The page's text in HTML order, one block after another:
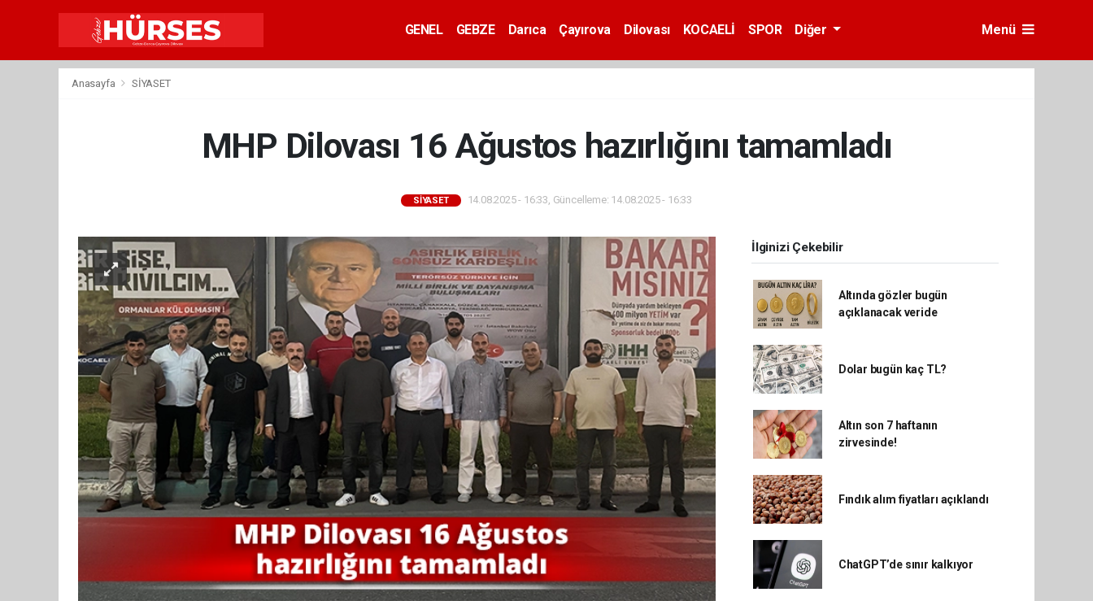
GENEL GEBZE Darıca Çayırova Dilovası KOCAELİ SPOR Diğer Menü
Anasayfa SİYASET
MHP Dilovası 16 Ağustos hazırlığını tamamladı
SİYASET 14.08.2025 - 16:33, Güncelleme: 14.08.2025 - 16:33
İlginizi Çekebilir
Altında gözler bugün
açıklanacak veride
Dolar bugün kaç TL?
Altın son 7 haftanın
zirvesinde!
Fındık alım fiyatları açıklandı
ChatGPT’de sınır kalkıyor